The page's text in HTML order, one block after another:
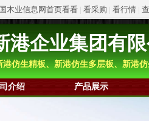
木业信息网首页看看 | 看采购 | 看行情 |
港企业集团有
港仿生精板、新港仿生多层板、新港
介绍 产品展示